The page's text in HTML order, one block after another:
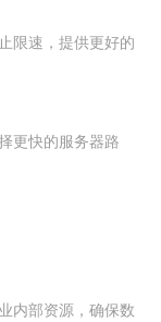
限速，提供更好的
更快的服务器路
内部资源，确保数